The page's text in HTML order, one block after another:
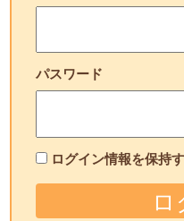
パスワード
ログイン情報を保持